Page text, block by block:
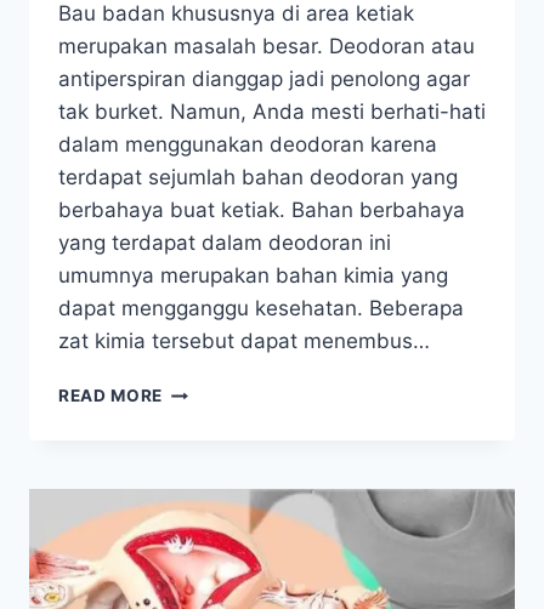
Bau badan khususnya di area ketiak
merupakan masalah besar. Deodoran atau
antiperspiran dianggap jadi penolong agar
tak burket. Namun, Anda mesti berhati-hati
dalam menggunakan deodoran karena
terdapat sejumlah bahan deodoran yang
berbahaya buat ketiak. Bahan berbahaya
yang terdapat dalam deodoran ini
umumnya merupakan bahan kimia yang
dapat mengganggu kesehatan. Beberapa
zat kimia tersebut dapat menembus…
READ MORE 5
BERBAHAYA
BUAT
KETIAK